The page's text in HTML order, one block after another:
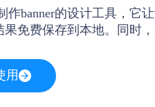
banner的设计工具，它
免费保存到本地。同时
些同样支持设计师在线使
用